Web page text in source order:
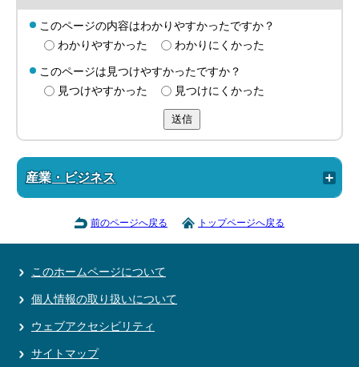
このページの内容はわかりやすかったですか？
わかりやすかった
わかりにくかった
このページは見つけやすかったですか？
見つけやすかった
見つけにくかった
送信
産業・ビジネス
前のページへ戻る トップページへ戻る
このホームページについて
個人情報の取り扱いについて
ウェブアクセシビリティ
サイトマップ